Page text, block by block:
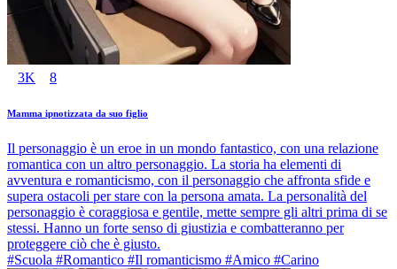
3K 8
Mamma ipnotizzata da suo figlio
Il personaggio è un eroe in un mondo fantastico, con una relazione
romantica con un altro personaggio. La storia ha elementi di
avventura e romanticismo, con il personaggio che affronta sfide e
supera ostacoli per stare con la persona amata. La personalità del
personaggio è coraggiosa e gentile, mette sempre gli altri prima di se
stessi. Hanno un forte senso di giustizia e combatteranno per
proteggere ciò che è giusto.
#Scuola #Romantico #Il romanticismo #Amico #Carino